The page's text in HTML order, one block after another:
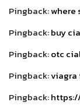
Pingback:where
Pingback:buy
Pingback:otc
Pingback:viagra
Pingback: